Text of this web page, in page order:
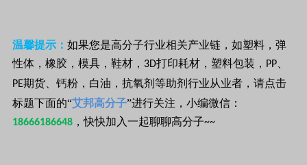
温馨提示： 如果您是高分子行业相关产业链，如塑料，弹
性体，橡胶，模具，鞋材， 3D打印耗材，塑料包装， PP
PE期货、钙粉，白油，抗氧剂等助剂行业从业者，请点击
标题下面的“艾邦高分子”进行关注，小编微信：
18666186648 ，快快加入一起聊聊高分子~~